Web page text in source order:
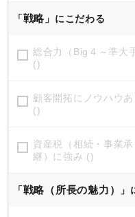
「戦略 」にこだわる
総合力（Big４～準大
()
顧客開拓にノウハウあ
()
資産税（相続・事業承
継）に強み ()
「戦略（所長の魅力） 」